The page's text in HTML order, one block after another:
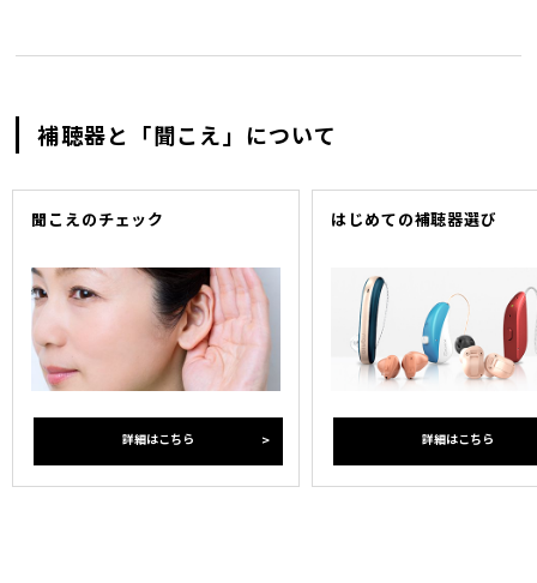
補聴器と「聞こえ」について
聞こえのチェック
詳細はこちら
はじめての補聴器選び
詳細はこちら